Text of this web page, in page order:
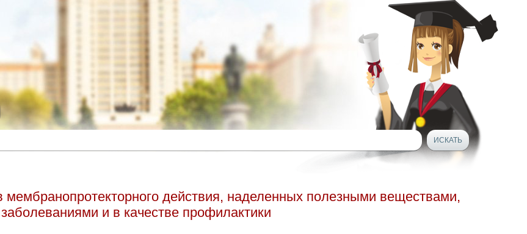
мембранопротекторного действия, наделенных полезными веществами,
и в качестве профилактики